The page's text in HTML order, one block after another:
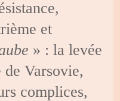
et
» : la levée
Varsovie,
complices,